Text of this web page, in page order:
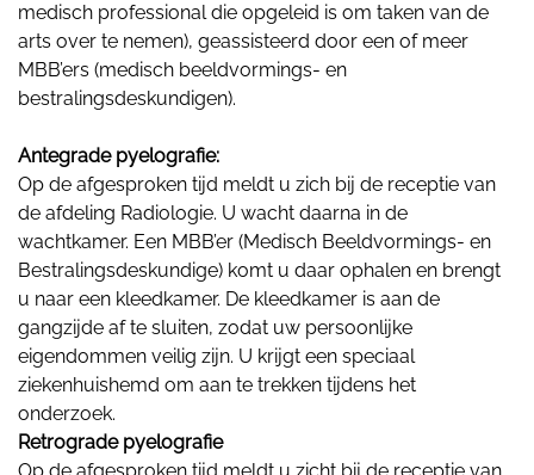
medisch professional die opgeleid is om taken van de
arts over te nemen), geassisteerd door een of meer
MBB’ers (medisch beeldvormings- en
bestralingsdeskundigen).
Antegrade pyelografie:
Op de afgesproken tijd meldt u zich bij de receptie van
de afdeling Radiologie. U wacht daarna in de
wachtkamer. Een MBB’er (Medisch Beeldvormings- en
Bestralingsdeskundige) komt u daar ophalen en brengt
u naar een kleedkamer. De kleedkamer is aan de
gangzijde af te sluiten, zodat uw persoonlijke
eigendommen veilig zijn. U krijgt een speciaal
ziekenhuishemd om aan te trekken tijdens het
onderzoek.
Retrograde pyelografie